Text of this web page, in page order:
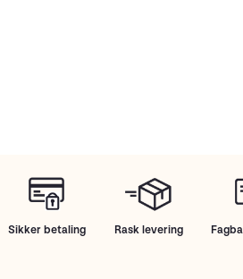
Sikker betaling Rask levering